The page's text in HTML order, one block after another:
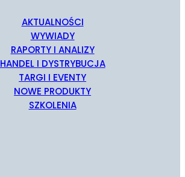
AKTUALNOŚCI
WYWIADY
RAPORTY I ANALIZY
HANDEL I DYSTRYBUCJA
TARGI I EVENTY
NOWE PRODUKTY
SZKOLENIA